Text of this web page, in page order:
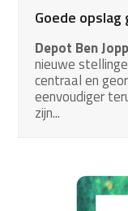
Goede
Depot Ben
nieuwe
centraal en
eenvoudiger
zijn...